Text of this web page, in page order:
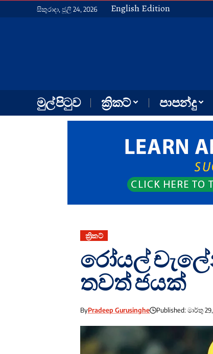
සිකුරාදා, ජූලි 24, 2026 English Edition
මුල් පිටුව ක්‍රිකට් පාපන්දු
ක්‍රිකට්
රෝයල්
තවත් ජයක්
ByPradeep Gurusinghe Published: මාර්තු